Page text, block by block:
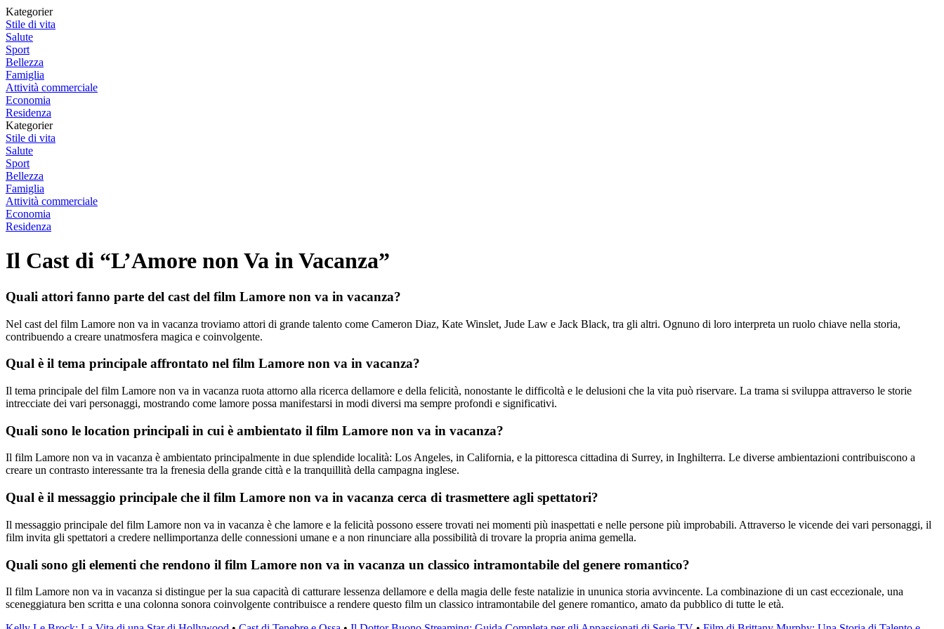
Kategorier
Stile di vita
Salute
Sport
Bellezza
Famiglia
Attività commerciale
Economia
Residenza
Kategorier
Stile di vita
Salute
Sport
Bellezza
Famiglia
Attività commerciale
Economia
Residenza
Il Cast di “L’Amore non Va in Vacanza”
Quali attori fanno parte del cast del film Lamore non va in vacanza?
Nel cast del film Lamore non va in vacanza troviamo attori di grande talento come Cameron Diaz, Kate Winslet, Jude Law e Jack Black, tra gli altri. Ognuno di loro interpreta un ruolo chiave nella storia,
contribuendo a creare unatmosfera magica e coinvolgente.
Qual è il tema principale affrontato nel film Lamore non va in vacanza?
Il tema principale del film Lamore non va in vacanza ruota attorno alla ricerca dellamore e della felicità, nonostante le difficoltà e le delusioni che la vita può riservare. La trama si sviluppa attraverso le storie
intrecciate dei vari personaggi, mostrando come lamore possa manifestarsi in modi diversi ma sempre profondi e significativi.
Quali sono le location principali in cui è ambientato il film Lamore non va in vacanza?
Il film Lamore non va in vacanza è ambientato principalmente in due splendide località: Los Angeles, in California, e la pittoresca cittadina di Surrey, in Inghilterra. Le diverse ambientazioni contribuiscono a
creare un contrasto interessante tra la frenesia della grande città e la tranquillità della campagna inglese.
Qual è il messaggio principale che il film Lamore non va in vacanza cerca di trasmettere agli spettatori?
Il messaggio principale del film Lamore non va in vacanza è che lamore e la felicità possono essere trovati nei momenti più inaspettati e nelle persone più improbabili. Attraverso le vicende dei vari personaggi, il
film invita gli spettatori a credere nellimportanza delle connessioni umane e a non rinunciare alla possibilità di trovare la propria anima gemella.
Quali sono gli elementi che rendono il film Lamore non va in vacanza un classico intramontabile del genere romantico?
Il film Lamore non va in vacanza si distingue per la sua capacità di catturare lessenza dellamore e della magia delle feste natalizie in ununica storia avvincente. La combinazione di un cast eccezionale, una
sceneggiatura ben scritta e una colonna sonora coinvolgente contribuisce a rendere questo film un classico intramontabile del genere romantico, amato da pubblico di tutte le età.